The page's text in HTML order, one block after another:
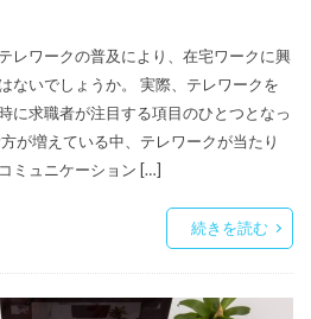
レワークの普及により、在宅ワークに興
ないでしょうか。 実際、テレワークを
に求職者が注目する項目のひとつとなっ
が増えている中、テレワークが当たり
ミュニケーション […]
続きを読む